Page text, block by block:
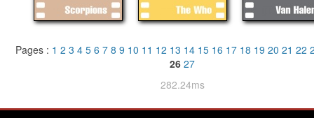
Pages : 1 2 3 4 5 6 7 8 9 10 11 12 13 14 15 16 17 18 19 20 21 22
26 27
282.24ms